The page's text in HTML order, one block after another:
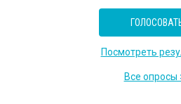
Посмотреть
Все опросы